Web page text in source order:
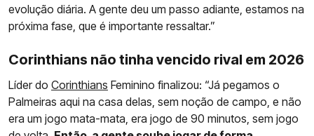
evolução diária. A gente deu um passo adiante, estamos na
próxima fase, que é importante ressaltar.”
Corinthians não tinha vencido rival em 2026
Líder do Corinthians Feminino finalizou: “Já pegamos o
Palmeiras aqui na casa delas, sem noção de campo, e não
era um jogo mata-mata, era jogo de 90 minutos, sem jogo